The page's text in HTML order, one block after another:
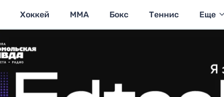
Хоккей MMA Бокс Теннис Еще